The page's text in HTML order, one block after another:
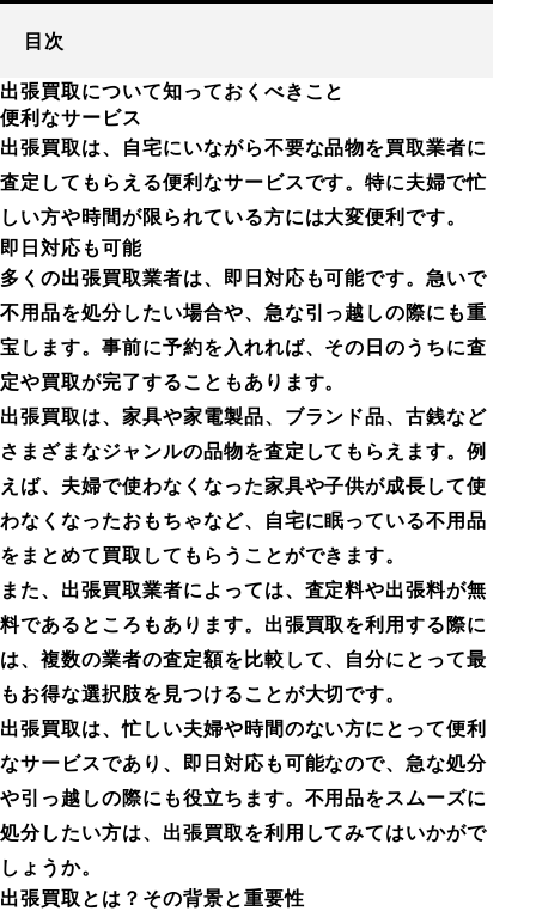
目次
出張買取について知っておくべきこと
便利なサービス
出張買取は、自宅にいながら不要な品物を買取業者に
査定してもらえる便利なサービスです。特に夫婦で忙
しい方や時間が限られている方には大変便利です。
即日対応も可能
多くの出張買取業者は、即日対応も可能です。急いで
不用品を処分したい場合や、急な引っ越しの際にも重
宝します。事前に予約を入れれば、その日のうちに査
定や買取が完了することもあります。
出張買取は、家具や家電製品、ブランド品、古銭など
さまざまなジャンルの品物を査定してもらえます。例
えば、夫婦で使わなくなった家具や子供が成長して使
わなくなったおもちゃなど、自宅に眠っている不用品
をまとめて買取してもらうことができます。
また、出張買取業者によっては、査定料や出張料が無
料であるところもあります。出張買取を利用する際に
は、複数の業者の査定額を比較して、自分にとって最
もお得な選択肢を見つけることが大切です。
出張買取は、忙しい夫婦や時間のない方にとって便利
なサービスであり、即日対応も可能なので、急な処分
や引っ越しの際にも役立ちます。不用品をスムーズに
処分したい方は、出張買取を利用してみてはいかがで
しょうか。
出張買取とは？その背景と重要性